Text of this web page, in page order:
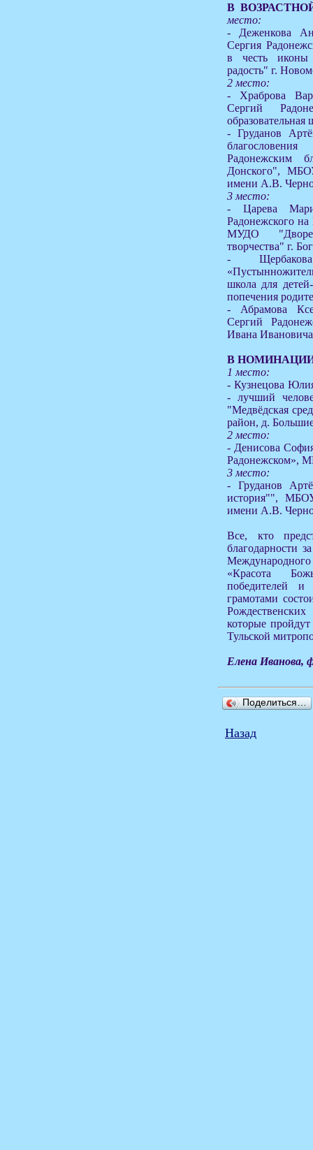
В
место:
- Деженкова
Сергия
в честь иконы
радость" г.
2 место:
- Храброва
Сергий
- Груданов
Радонежским
Донского",
имени А.В.
3 место:
- Царева
Радонежского
МУДО
творчества" г.
-
школа для
попечения
- Абрамова
Сергий
Ивана
В НОМИНАЦИИ
1 место:
- Кузнецова
- лучший
"Медвёдская
район, д.
2 место:
- Денисова
Радонежском»,
3 место:
- Груданов
история"",
имени А.В.
Все, кто
благодарности
Международного
«Красота
победителей и
грамотами
которые
Тульской
Елена Иванова,
Поделиться…
Назад